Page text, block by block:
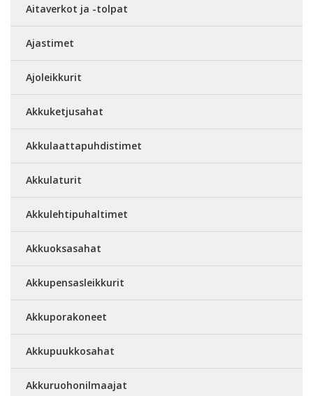
Aitaverkot ja -tolpat
Ajastimet
Ajoleikkurit
Akkuketjusahat
Akkulaattapuhdistimet
Akkulaturit
Akkulehtipuhaltimet
Akkuoksasahat
Akkupensasleikkurit
Akkuporakoneet
Akkupuukkosahat
Akkuruohonilmaajat